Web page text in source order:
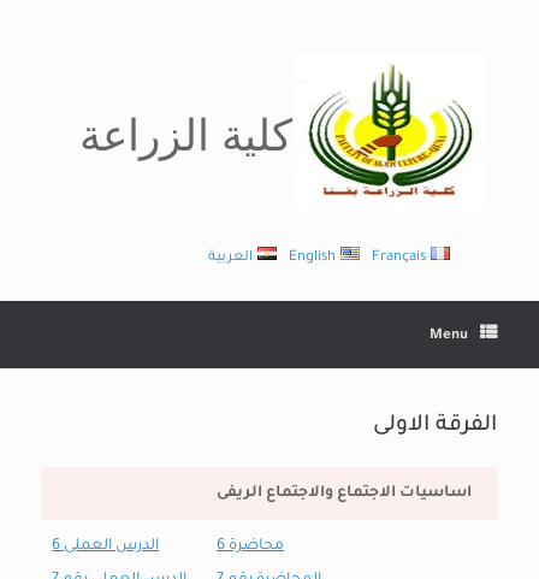
كلية الزراعة
العربية English Français
Menu
الفرقة الاولى
اساسيات الاجتماع والاجتماع الريفى
محاضرة 6
الدرس العملى 6